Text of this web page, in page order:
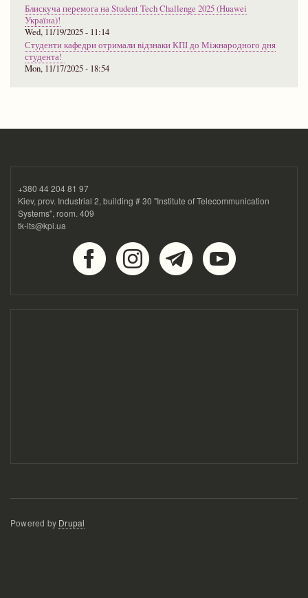
Блискуча перемога на Student Tech Challenge 2025 (Huawei
Україна)!
Wed, 11/19/2025 - 11:14
Студенти кафедри отримали відзнаки КПІ до Міжнародного дня
студента!
Mon, 11/17/2025 - 18:54
+380 44 204 81 97
Kiev, prov. Industrial 2, building # 30 "Institute of Telecommunication
Systems", room. 409
tk-its@kpi.ua
Powered by Drupal